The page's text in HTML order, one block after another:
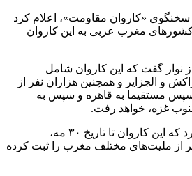
نوار، سخنگوی «کاروان مقاومت»، اعلام کرد
مغرب عربی به این کاروان
نوار گفت که این کاروان شامل
و الجزایر و همچنین هزاران نفر از
سپس مستقیما به قاهره و سپس به
غزه، خواهد رفت.
وی همچنین خاطرنشان کرد که این کاروان تا تاریخ ۳۰ مه،
بیش از ۷۰۰۰ نفر از ملیت‌های مختلف مغرب را ثبت کرده